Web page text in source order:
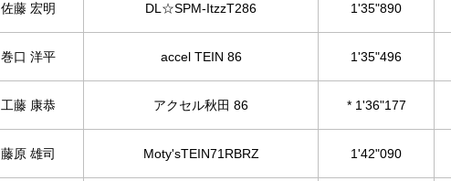
佐藤 宏明 DL☆SPM-ItzzT286 1'35"890
巻口 洋平 accel TEIN 86 1'35"496
工藤 康恭 アクセル秋田 86 * 1'36"177
藤原 雄司 Moty'sTEIN71RBRZ 1'42"090